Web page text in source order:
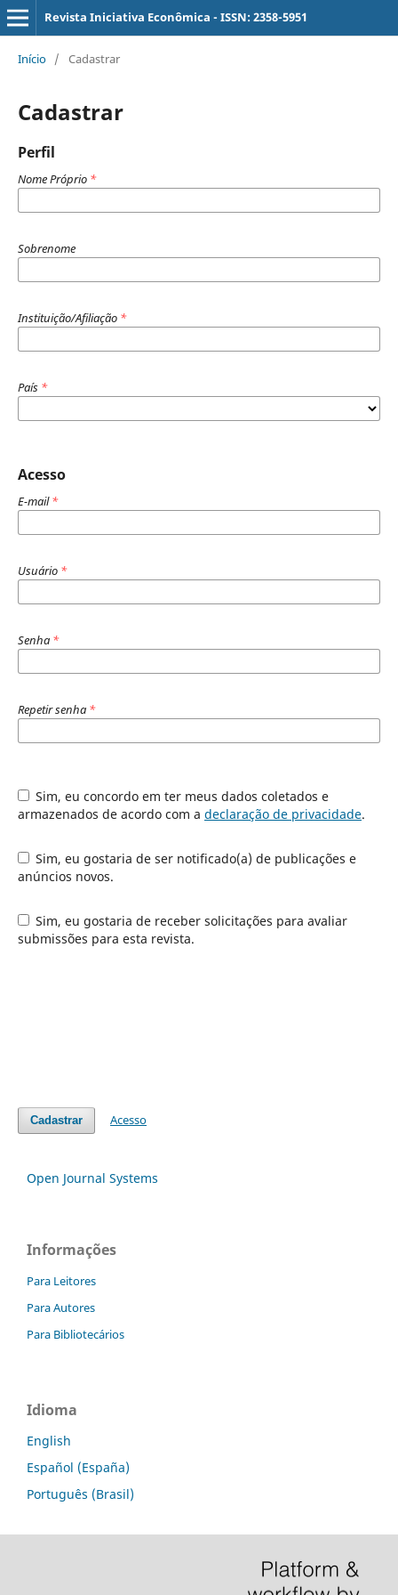
Revista Iniciativa Econômica - ISSN: 2358-5951
Início / Cadastrar
Cadastrar
Perfil
Nome Próprio *
Sobrenome
Instituição/Afiliação *
País *
Acesso
E-mail*
Usuário *
Senha *
Repetir senha *
Sim, eu concordo em ter meus dados coletados e
armazenados de acordo com a declaração de privacidade.
Sim, eu gostaria de ser notificado(a) de publicações e
anúncios novos.
Sim, eu gostaria de receber solicitações para avaliar
submissões para esta revista.
Cadastrar Acesso
Open Journal Systems
Informações
Para Leitores
Para Autores
Para Bibliotecários
Idioma
English
Español (España)
Português (Brasil)